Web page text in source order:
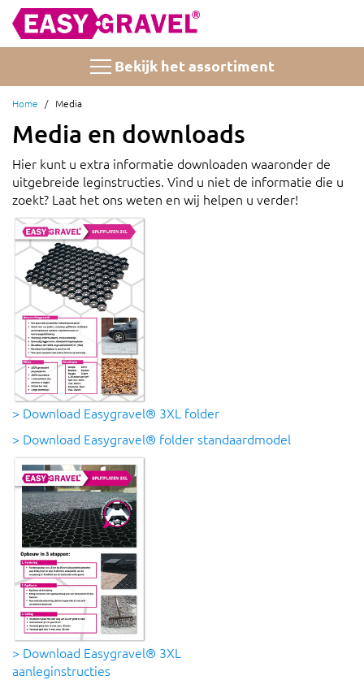
naar
de
Bekijk het assortiment
Home Media
Media en downloads
Hier kunt u extra informatie downloaden waaronder de
uitgebreide leginstructies. Vind u niet de informatie die u
zoekt? Laat het ons weten en wij helpen u verder!
> Download Easygravel® 3XL folder
> Download Easygravel® folder standaardmodel
> Download Easygravel® 3XL
aanleginstructies